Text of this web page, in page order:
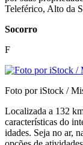
Teleférico, Alto da
Socorro
F
Foto por iStock /
Localizada a 132
características do
idades. Seja no ar,